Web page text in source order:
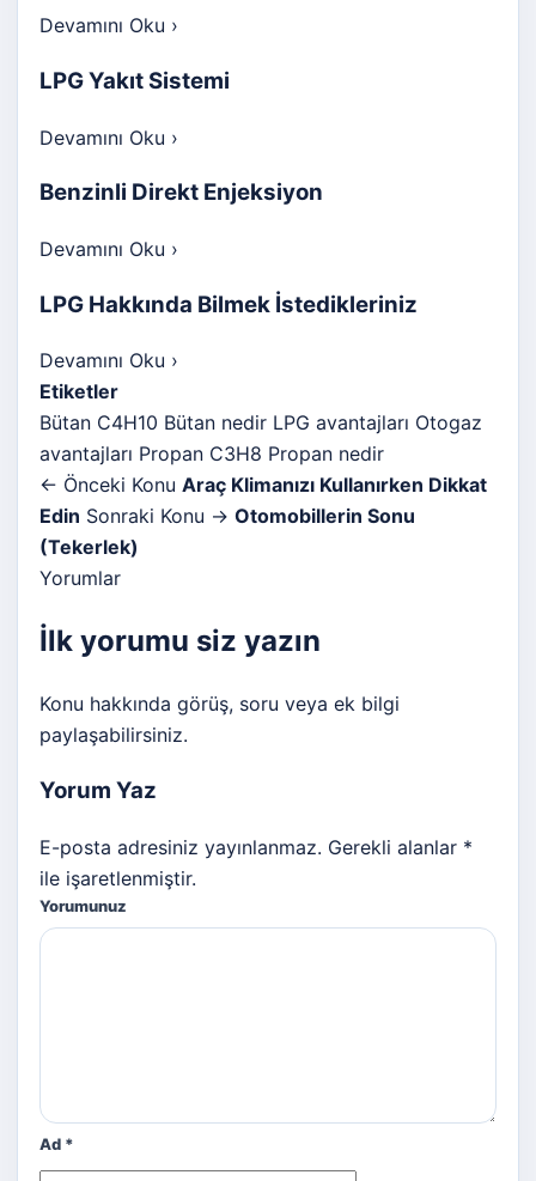
Devamını Oku ›
LPG Yakıt Sistemi
Devamını Oku ›
Benzinli Direkt Enjeksiyon
Devamını Oku ›
LPG Hakkında Bilmek İstedikleriniz
Devamını Oku ›
Etiketler
Bütan C4H10 Bütan nedir LPG avantajları Otogaz
avantajları Propan C3H8 Propan nedir
← Önceki Konu Araç Klimanızı Kullanırken Dikkat
Edin Sonraki Konu → Otomobillerin Sonu
(Tekerlek)
Yorumlar
İlk yorumu siz yazın
Konu hakkında görüş, soru veya ek bilgi
paylaşabilirsiniz.
Yorum Yaz
E-posta adresiniz yayınlanmaz. Gerekli alanlar *
ile işaretlenmiştir.
Yorumunuz
Ad *